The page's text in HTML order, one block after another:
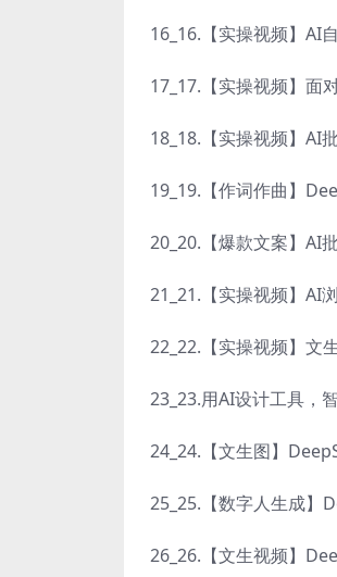
16_16.【实操视频】AI
17_17.【实操视频】面
18_18.【实操视频】AI
19_19.【作词作曲】
20_20.【爆款文案】AI
21_21.【实操视频】AI
22_22.【实操视频】文
23_23.用AI设计工具，
24_24.【文生图】
25_25.【数字人生成】
26_26.【文生视频】